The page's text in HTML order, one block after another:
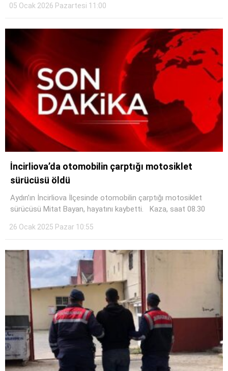
05 Ocak 2026 Pazartesi 11:00
İncirliova’da otomobilin çarptığı motosiklet
sürücüsü öldü
Aydın’ın İncirliova İlçesinde otomobilin çarptığı motosiklet
sürücüsü Mitat Bayan, hayatını kaybetti. Kaza, saat 08.30
26 Ocak 2025 Pazar 10:55